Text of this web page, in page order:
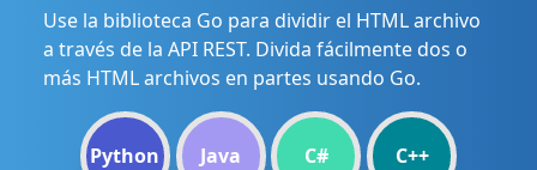
Use la biblioteca Go para dividir el HTML archivo
a través de la API REST. Divida fácilmente dos o
más HTML archivos en partes usando Go.
Python Java C# C++